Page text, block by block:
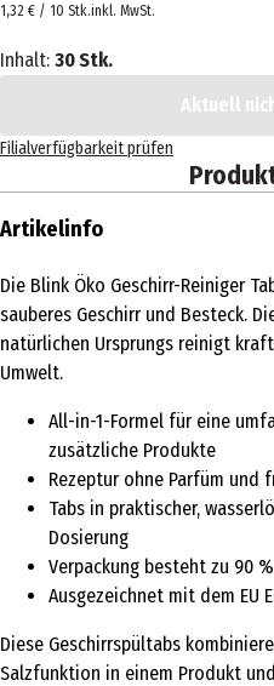
1,32 € / 10 Stk.inkl. MwSt.
Inhalt: 30 Stk.
Aktuell
Filialverfügbarkeit prüfen
Artikelinfo
Die Blink Öko Geschirr-Reiniger
sauberes Geschirr und Besteck.
natürlichen Ursprungs reinigt
Umwelt.
All-in-1-Formel für eine
zusätzliche Produkte
Rezeptur ohne Parfüm und
Tabs in praktischer,
Dosierung
Verpackung besteht zu 90
Ausgezeichnet mit dem EU
Diese Geschirrspültabs
Salzfunktion in einem Produkt